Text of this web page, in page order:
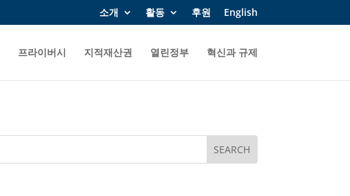
소개 활동 후원 English
프라이버시 지적재산권 열린정부 혁신과 규제